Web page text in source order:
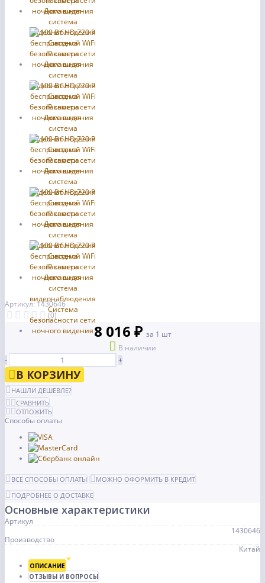
Артикул: 1430646
(0)
8 016 ₽ за 1 шт
В наличии
-
+
В КОРЗИНУ
НАШЛИ ДЕШЕВЛЕ?
СРАВНИТЬ
ОТЛОЖИТЬ
Способы оплаты
ВСЕ СПОСОБЫ ОПЛАТЫ
МОЖНО ОФОРМИТЬ В КРЕДИТ
ПОДРОБНЕЕ О ДОСТАВКЕ
Основные характеристики
Артикул
1430646
Производство
Китай
ОПИСАНИЕ
ОТЗЫВЫ И ВОПРОСЫ